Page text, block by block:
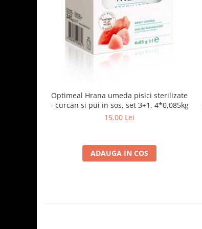
Optimeal Hrana umeda pisici sterilizate
- curcan si pui in sos, set 3+1, 4*0,085kg
15,00 Lei
ADAUGA IN COS